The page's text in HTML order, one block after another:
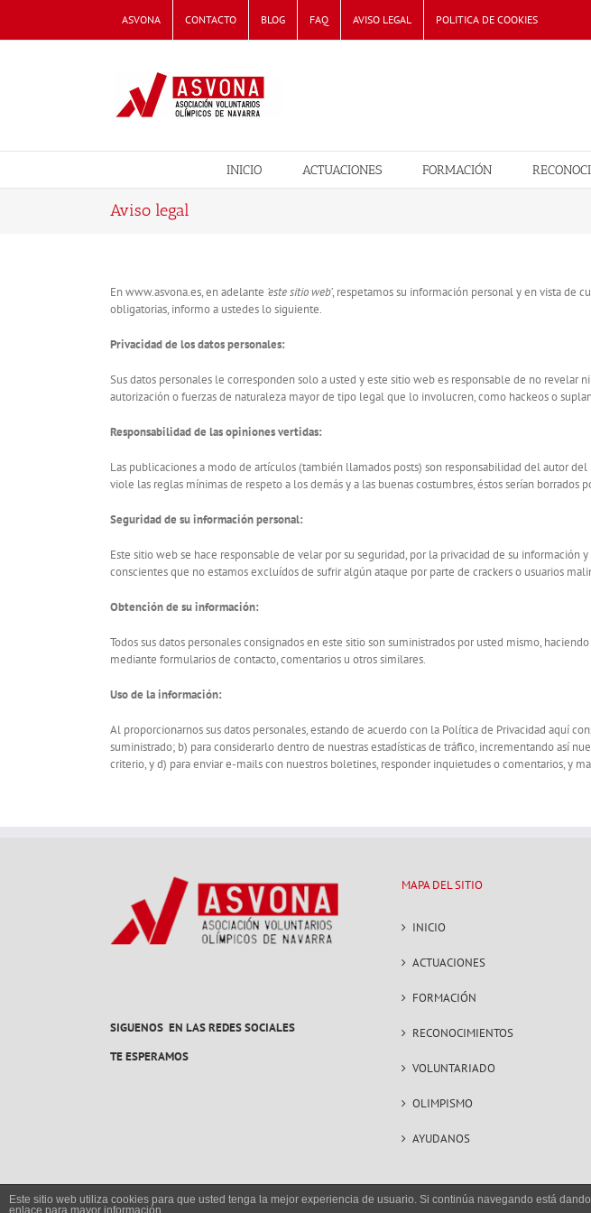
content
ASVONA CONTACTO BLOG FAQ AVISO LEGAL POLITICA DE COOKIES
INICIO ACTUACIONES FORMACIÓN
Aviso legal
En www.asvona.es, en adelante ‘este sitio web’, respetamos su información personal y en vista de
obligatorias, informo a ustedes lo siguiente.
Privacidad de los datos personales:
Sus datos personales le corresponden solo a usted y este sitio web es responsable de no
autorización o fuerzas de naturaleza mayor de tipo legal que lo involucren, como hackeos o
Responsabilidad de las opiniones vertidas:
Las publicaciones a modo de artículos (también llamados posts) son responsabilidad del autor
viole las reglas mínimas de respeto a los demás y a las buenas costumbres, éstos serían
Seguridad de su información personal:
Este sitio web se hace responsable de velar por su seguridad, por la privacidad de su
conscientes que no estamos excluídos de sufrir algún ataque por parte de crackers o usuarios
Obtención de su información:
Todos sus datos personales consignados en este sitio son suministrados por usted mismo,
mediante formularios de contacto, comentarios u otros similares.
Uso de la información:
Al proporcionarnos sus datos personales, estando de acuerdo con la Política de Privacidad aquí
suministrado; b) para considerarlo dentro de nuestras estadísticas de tráfico, incrementando así
criterio, y d) para enviar e-mails con nuestros boletines, responder inquietudes o comentarios, y
SIGUENOS EN LAS REDES SOCIALES
TE ESPERAMOS
MAPA DEL SITIO
INICIO
ACTUACIONES
FORMACIÓN
RECONOCIMIENTOS
VOLUNTARIADO
OLIMPISMO
AYUDANOS
Este sitio web utiliza cookies para que usted tenga la mejor experiencia de usuario. Si continúa navegando está
enlace para mayor información.